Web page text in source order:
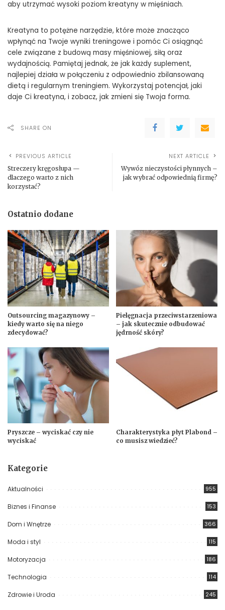
aby utrzymać wysoki poziom kreatyny w mięśniach.
Kreatyna to potężne narzędzie, które może znacząco
wpłynąć na Twoje wyniki treningowe i pomóc Ci osiągnąć
cele związane z budową masy mięśniowej, siłą oraz
wydajnością. Pamiętaj jednak, że jak każdy suplement,
najlepiej działa w połączeniu z odpowiednio zbilansowaną
dietą i regularnym treningiem. Wykorzystaj potencjał, jaki
daje Ci kreatyna, i zobacz, jak zmieni się Twoja forma.
SHARE ON
PREVIOUS ARTICLE
Streczery kręgosłupa —
dlaczego warto z nich
korzystać?
NEXT ARTICLE
Wywóz nieczystości płynnych –
jak wybrać odpowiednią firmę?
Ostatnio dodane
Outsourcing magazynowy –
kiedy warto się na niego
zdecydować?
Pielęgnacja przeciwstarzeniowa
– jak skutecznie odbudować
jędrność skóry?
Pryszcze – wyciskać czy nie
wyciskać
Charakterystyka płyt Plabond –
co musisz wiedzieć?
Kategorie
Aktualności 955
Biznes i Finanse 153
Dom i Wnętrze 366
Moda i styl 115
Motoryzacja 186
Technologia 114
Zdrowie i Uroda 245